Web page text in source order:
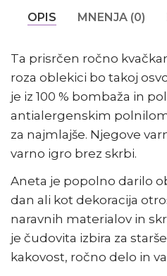
OPIS MNENJA (0)
Ta prisrčen ročno
roza oblekici bo takoj
je iz 100 % bombaža in
antialergenskim
za najmlajše. Njegove
varno igro brez skrbi.
Aneta je popolno darilo
dan ali kot dekoracija
naravnih materialov in
je čudovita izbira za
kakovost, ročno delo in